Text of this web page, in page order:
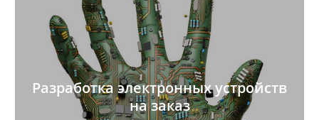
Разработка электронных устройств
на заказ